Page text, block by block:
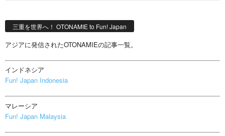
三重を世界へ！ OTONAMIE to Fun! Japan
アジアに発信されたOTONAMIEの記事一覧。
インドネシア
Fun! Japan Indonesia
マレーシア
Fun! Japan Malaysia